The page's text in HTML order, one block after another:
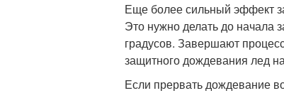
Еще более сильный эффект
Это нужно делать до начала
градусов. Завершают
защитного дождевания лед
Если прервать дождевание